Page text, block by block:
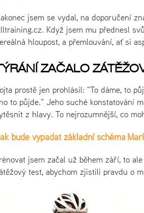
jsem se vydal, na doporučení
Když jsem mu přednesl
hloupost, a přemlouvání, ať si
TÝRÁNÍ ZAČALO
prostě jen prohlásil: "To dáme, to
to půjde." Jeho suché konstatování
z hlavy. To nejrozumnější, co
bude vypadat základní schéma
jsem začal už běhemzáří, to ale
test, abychom zjistili pravdu o